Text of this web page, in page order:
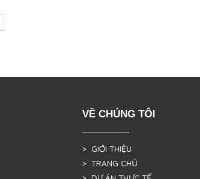
VỀ CHÚNG TÔI
> GIỚI THIỆU
> TRANG CHỦ